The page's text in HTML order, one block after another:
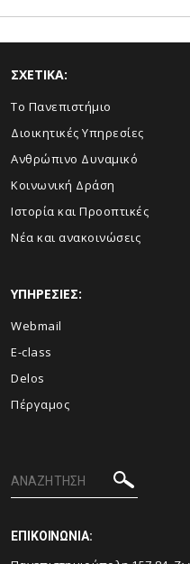
ΣΧΕΤΙΚΑ:
Το Πανεπιστήμιο
Διοικητικές Υπηρεσίες
Ανθρώπινο Δυναμικό
Κοινωνική Δράση
Ιστορία και Προοπτικές
Νέα και ανακοινώσεις
ΥΠΗΡΕΣΙΕΣ:
Webmail
E-class
Delos
Πέργαμος
ΕΠΙΚΟΙΝΩΝΙΑ: